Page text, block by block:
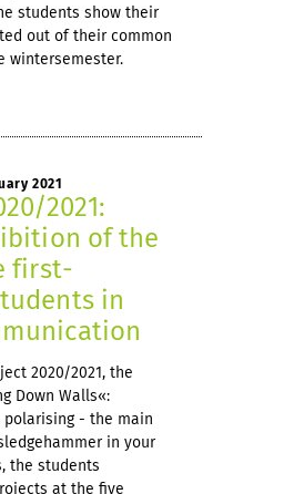
students show their
out of their common
wintersemester.
2021
2021:
of the
first-
in
2020/2021, the
Down Walls«:
- the main
in your
the students
at the five